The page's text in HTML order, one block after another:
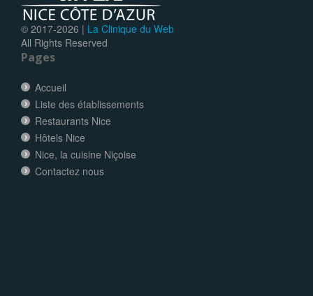
© 2017-2026 | La Clinique du Web
All Rights Reserved
Pages
Accueil
Liste des établissements
Restaurants Nice
Hôtels Nice
Nice, la cuisine Niçoise
Contactez nous